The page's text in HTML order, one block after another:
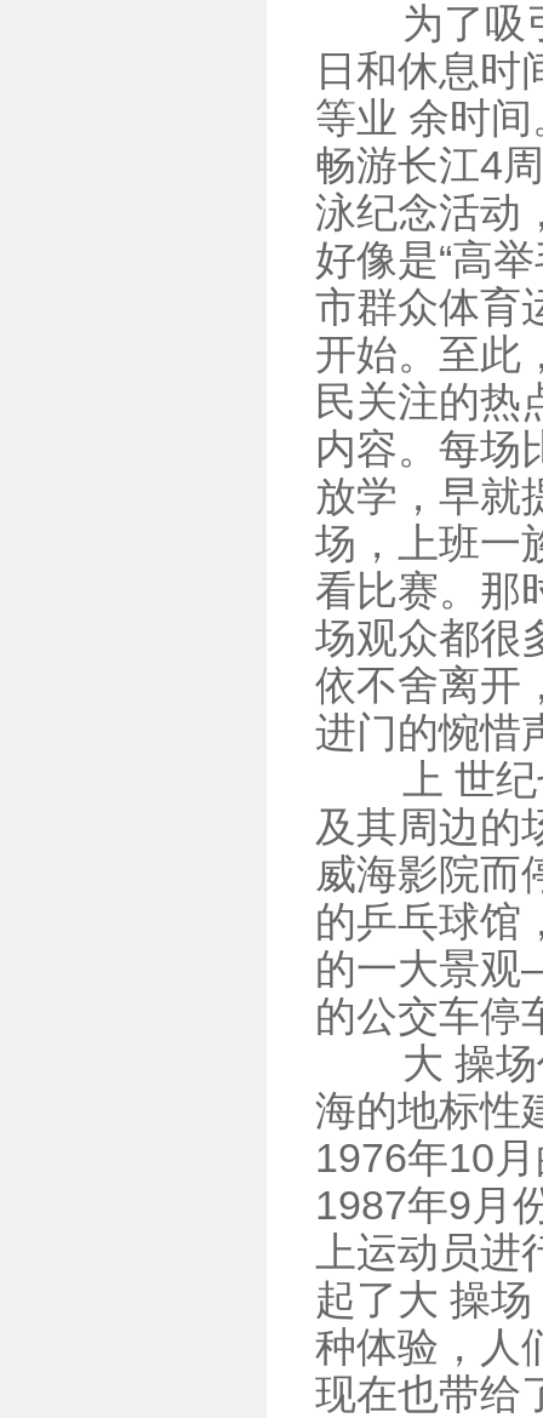
为了吸引
日和休息时
等业 余时
畅游长江4
泳纪念活动
好像是“高
市群众体育
开始。至此
民关注的热
内容。每场
放学，早就
场，上班一
看比赛。那
场观众都很
依不舍离开
进门的惋惜
上 世纪七
及其周边的
威海影院而
的乒乓球馆
的一大景观
的公交车停
大 操场作
海的地标性
1976年10月
1987年9月
上运动员
起了大 操
种体验，人
现在也带给